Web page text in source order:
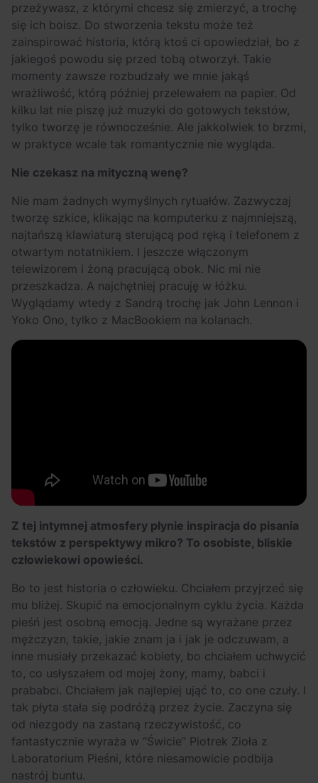
przeżywasz, z którymi chcesz się zmierzyć, a trochę
się ich boisz. Do stworzenia tekstu może też
zainspirować historia, którą ktoś ci opowiedział, bo z
jakiegoś powodu się przed tobą otworzył. Takie
momenty zawsze rozbudzały we mnie jakąś
wrażliwość, którą później przelewałem na papier. Od
kilku lat nie piszę już muzyki do gotowych tekstów,
tylko tworzę je równocześnie. Ale jakkolwiek to brzmi,
w praktyce wcale tak romantycznie nie wygląda.
Nie czekasz na mityczną wenę?
Nie mam żadnych wymyślnych rytuałów. Zazwyczaj
tworzę szkice, klikając na komputerku z najmniejszą,
najtańszą klawiaturą sterującą pod ręką i telefonem z
otwartym notatnikiem. I jeszcze włączonym
telewizorem i żoną pracującą obok. Nic mi nie
przeszkadza. A najchętniej pracuję w łóżku.
Wyglądamy wtedy z Sandrą trochę jak John Lennon i
Yoko Ono, tylko z MacBookiem na kolanach.
Z tej intymnej atmosfery płynie inspiracja do pisania
tekstów z perspektywy mikro? To osobiste, bliskie
człowiekowi opowieści.
Bo to jest historia o człowieku. Chciałem przyjrzeć się
mu bliżej. Skupić na emocjonalnym cyklu życia. Każda
pieśń jest osobną emocją. Jedne są wyrażane przez
mężczyzn, takie, jakie znam ja i jak je odczuwam, a
inne musiały przekazać kobiety, bo chciałem uchwycić
to, co usłyszałem od mojej żony, mamy, babci i
prababci. Chciałem jak najlepiej ująć to, co one czuły. I
tak płyta stała się podróżą przez życie. Zaczyna się
od niezgody na zastaną rzeczywistość, co
fantastycznie wyraża w “Świcie” Piotrek Zioła z
Laboratorium Pieśni, które niesamowicie podbija
nastrój buntu.